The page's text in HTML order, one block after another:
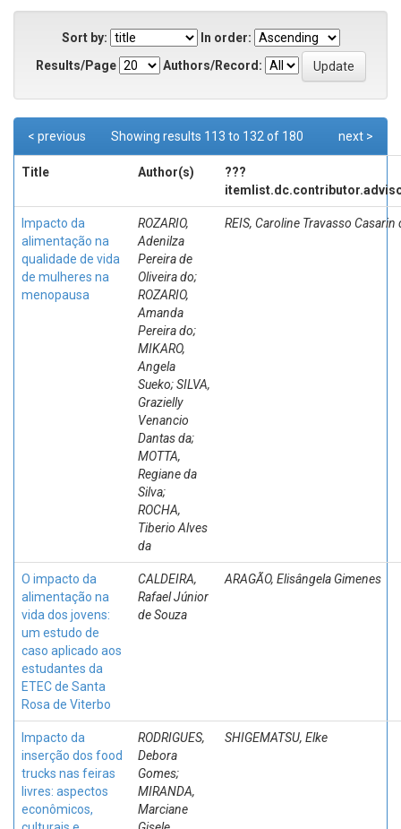
Sort by:
In order:
Results/Page
Authors/Record:
Showing results 113 to 132 of 180
< previous next >
Title Author(s)
???
Impacto da
alimentação na
qualidade de vida
de mulheres na
menopausa
ROZARIO,
Adenilza
Pereira de
Oliveira do;
ROZARIO,
Amanda
Pereira do;
MIKARO,
Angela
Sueko; SILVA,
Grazielly
Venancio
Dantas da;
MOTTA,
Regiane da
Silva;
ROCHA,
Tiberio Alves
da
REIS, Caroline Travasso Casarin
O impacto da
alimentação na
vida dos jovens:
um estudo de
caso aplicado aos
estudantes da
ETEC de Santa
Rosa de Viterbo
CALDEIRA,
Rafael Júnior
de Souza
ARAGÃO, Elisângela Gimenes
Impacto da
inserção dos food
trucks nas feiras
livres: aspectos
econômicos,
RODRIGUES,
Debora
Gomes;
MIRANDA,
Marciane
SHIGEMATSU, Elke